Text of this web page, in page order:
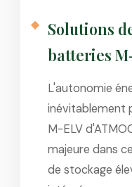
Solutions
batteries
L'autonomie
inévitablement
M-ELV
majeure dans
de stockage